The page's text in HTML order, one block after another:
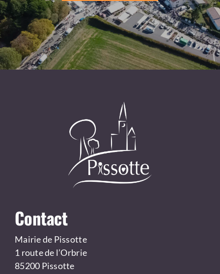
Contact
Mairie de Pissotte
1 route de l’Orbrie
85200 Pissotte